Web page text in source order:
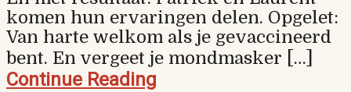
komen hun ervaringen delen. Opgelet:
Van harte welkom als je gevaccineerd
bent. En vergeet je mondmasker […]
Continue Reading